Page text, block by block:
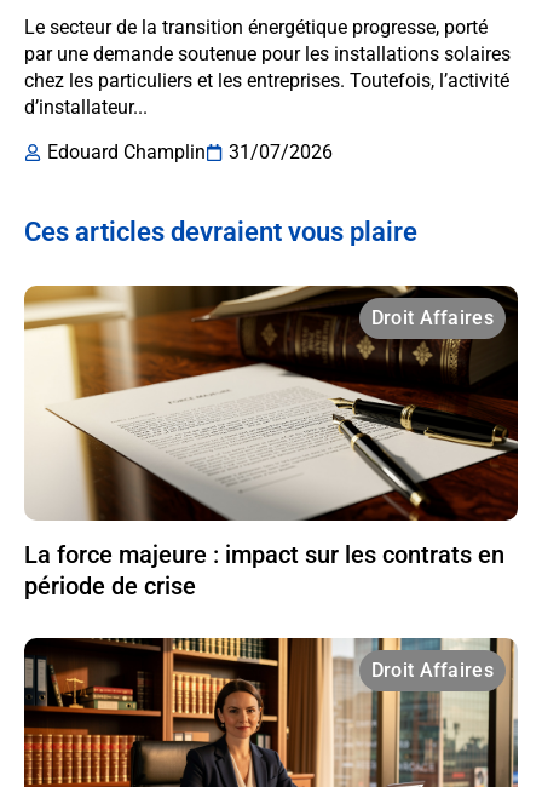
Le secteur de la transition énergétique progresse, porté
par une demande soutenue pour les installations solaires
chez les particuliers et les entreprises. Toutefois, l’activité
d’installateur...
Edouard Champlin
31/07/2026
Ces articles devraient vous plaire
Droit Affaires
La force majeure : impact sur les contrats en
période de crise
Droit Affaires